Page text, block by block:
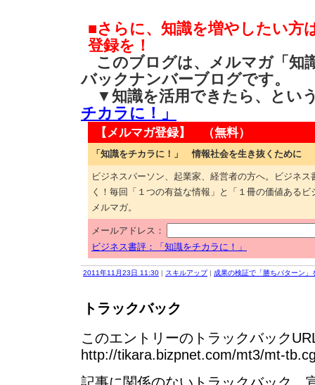
■さらに、知識を増やしたい方
登録を！
このブログは、メルマガ「知
バックナンバーブログです。
▼知識を活用できたら、と
チカラに！」
【メルマガ登録】 （無料）
「知識をチカラに！」 情報社会を生き抜くために
ビジネスパーソン、起業家、経営者の方へ。ビジネ
く！毎回「１つの有益な情報」と「１冊の価値ある
メルマガ。
メールアドレス：
ビジネス書評：「知識をチカラに！」
2011年11月23日 11:30 | スキルアップ| 成果の検証で「勝ちパターン」
トラックバック
このエントリーのトラックバック
http://tikara.bizpnet.com/mt3/mt-